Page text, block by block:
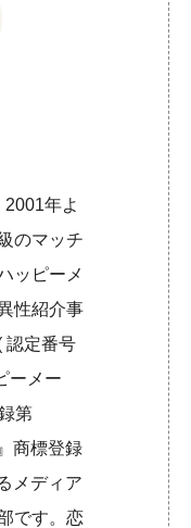
年よ
のマッチ
ッピーメ
性紹介事
認定番号
ーメー
第
商標登録
メディア
です。恋